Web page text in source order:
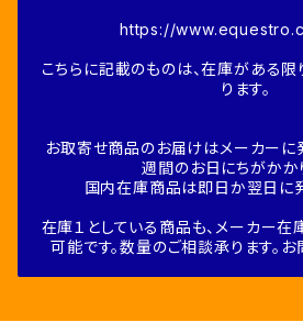
https://
こちらに記載のものは、在庫がある
ります。
お取寄せ商品のお届けはメーカーに
週間のお日にちがかか
国内在庫商品は即日か翌日に
在庫１としている商品も、メーカー
可能です。数量のご相談承ります。お